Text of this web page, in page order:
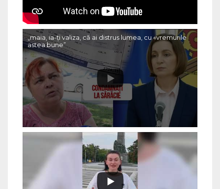
„maia, ia-ți valiza, că ai distrus lumea, cu «vremurile
astea bune”